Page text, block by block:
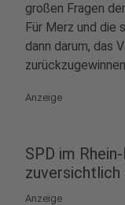
großen Fragen
Für Merz und die
dann darum, das
Anzeige
SPD im
zuversichtlich
Anzeige